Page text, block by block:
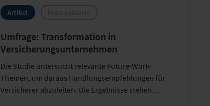
Artikel
Umfrage: Transformation in
Versicherungsunternehmen
Die Studie untersucht relevante Future-Work-
Themen, um daraus Handlungsempfehlungen für
Versicherer abzuleiten. Die Ergebnisse stehen